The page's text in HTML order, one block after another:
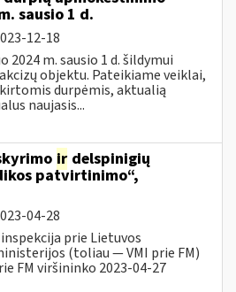
sausio 1 d.
12-18
m. sausio 1 d. šildymui
objektu. Pateikiame veiklai,
durpėmis, aktualią
naujasis...
ir delspinigių
patvirtinimo“,
04-28
inspekcija prie Lietuvos
(toliau ― VMI prie FM)
FM viršininko 2023-04-27